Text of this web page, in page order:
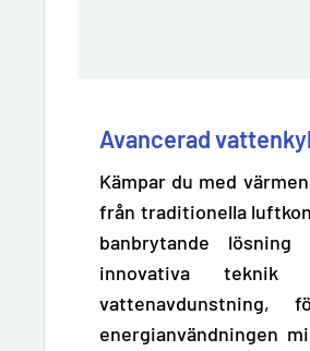
Avancerad
Kämpar du med
från traditionella
banbrytande
innovativa teknik
vattenavdunstning,
energianvändningen